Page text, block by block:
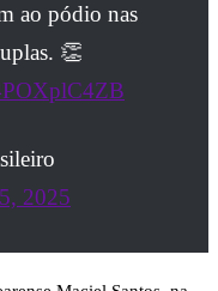
ao pódio nas
👏
2025